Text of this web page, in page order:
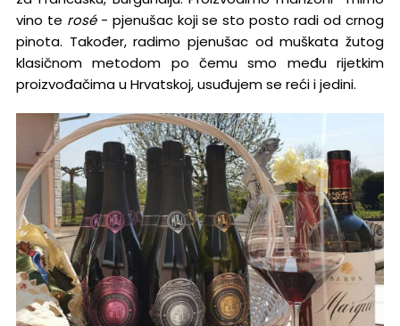
vino te rosé- pjenušac koji se sto posto radi od crnog
pinota. Također, radimo pjenušac od muškata žutog
klasičnom metodom po čemu smo među rijetkim
proizvođačima u Hrvatskoj, usuđujem se reći i jedini.